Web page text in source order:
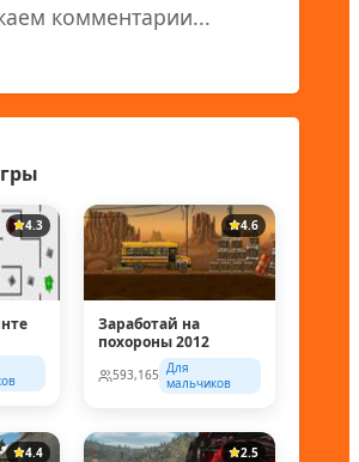
комментарии...
4.3 4.6
Заработай на
похороны 2012
593,165 Для
мальчиков
4.4 2.5